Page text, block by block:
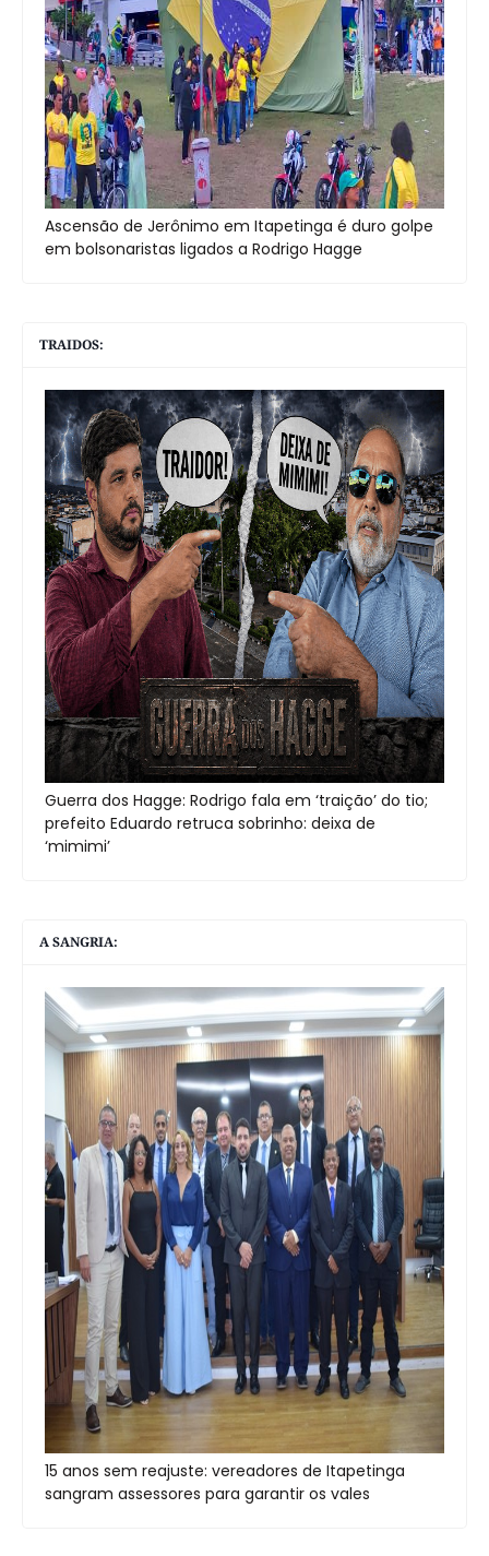
Ascensão de Jerônimo em Itapetinga é duro golpe
em bolsonaristas ligados a Rodrigo Hagge
TRAIDOS:
Guerra dos Hagge: Rodrigo fala em ‘traição’ do tio;
prefeito Eduardo retruca sobrinho: deixa de
‘mimimi’
A SANGRIA:
15 anos sem reajuste: vereadores de Itapetinga
sangram assessores para garantir os vales